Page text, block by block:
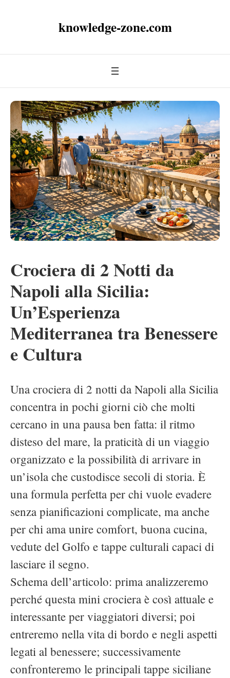
knowledge-zone.com
Crociera di 2 Notti da
Napoli alla Sicilia:
Un’Esperienza
Mediterranea tra Benessere
e Cultura
Una crociera di 2 notti da Napoli alla Sicilia
concentra in pochi giorni ciò che molti
cercano in una pausa ben fatta: il ritmo
disteso del mare, la praticità di un viaggio
organizzato e la possibilità di arrivare in
un’isola che custodisce secoli di storia. È
una formula perfetta per chi vuole evadere
senza pianificazioni complicate, ma anche
per chi ama unire comfort, buona cucina,
vedute del Golfo e tappe culturali capaci di
lasciare il segno.
Schema dell’articolo: prima analizzeremo
perché questa mini crociera è così attuale e
interessante per viaggiatori diversi; poi
entreremo nella vita di bordo e negli aspetti
legati al benessere; successivamente
confronteremo le principali tappe siciliane